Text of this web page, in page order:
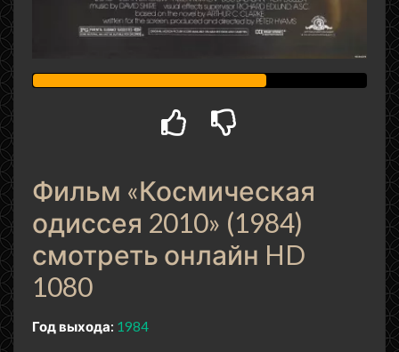
Фильм «Космическая
одиссея 2010» (1984)
смотреть онлайн HD
1080
Год выхода: 1984